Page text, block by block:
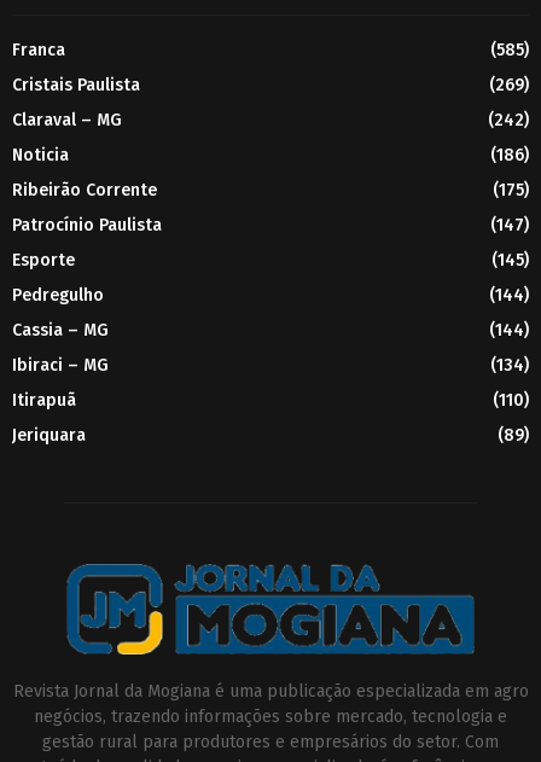
Franca
(585)
Cristais Paulista
(269)
Claraval – MG
(242)
Noticia
(186)
Ribeirão Corrente
(175)
Patrocínio Paulista
(147)
Esporte
(145)
Pedregulho
(144)
Cassia – MG
(144)
Ibiraci – MG
(134)
Itirapuã
(110)
Jeriquara
(89)
Revista Jornal da Mogiana é uma publicação especializada em agro
negócios, trazendo informações sobre mercado, tecnologia e
gestão rural para produtores e empresários do setor. Com